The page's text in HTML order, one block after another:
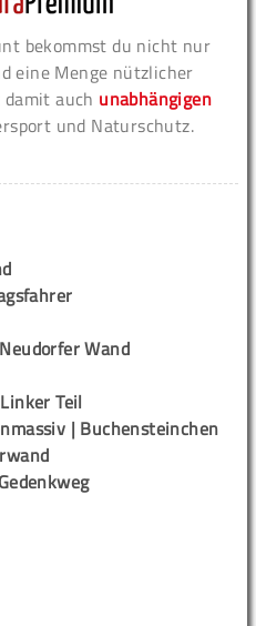
bekommst du nicht nur
eine Menge nützlicher
auch unabhängigen
und Naturschutz.
Wand
Teil
| Buchensteinchen